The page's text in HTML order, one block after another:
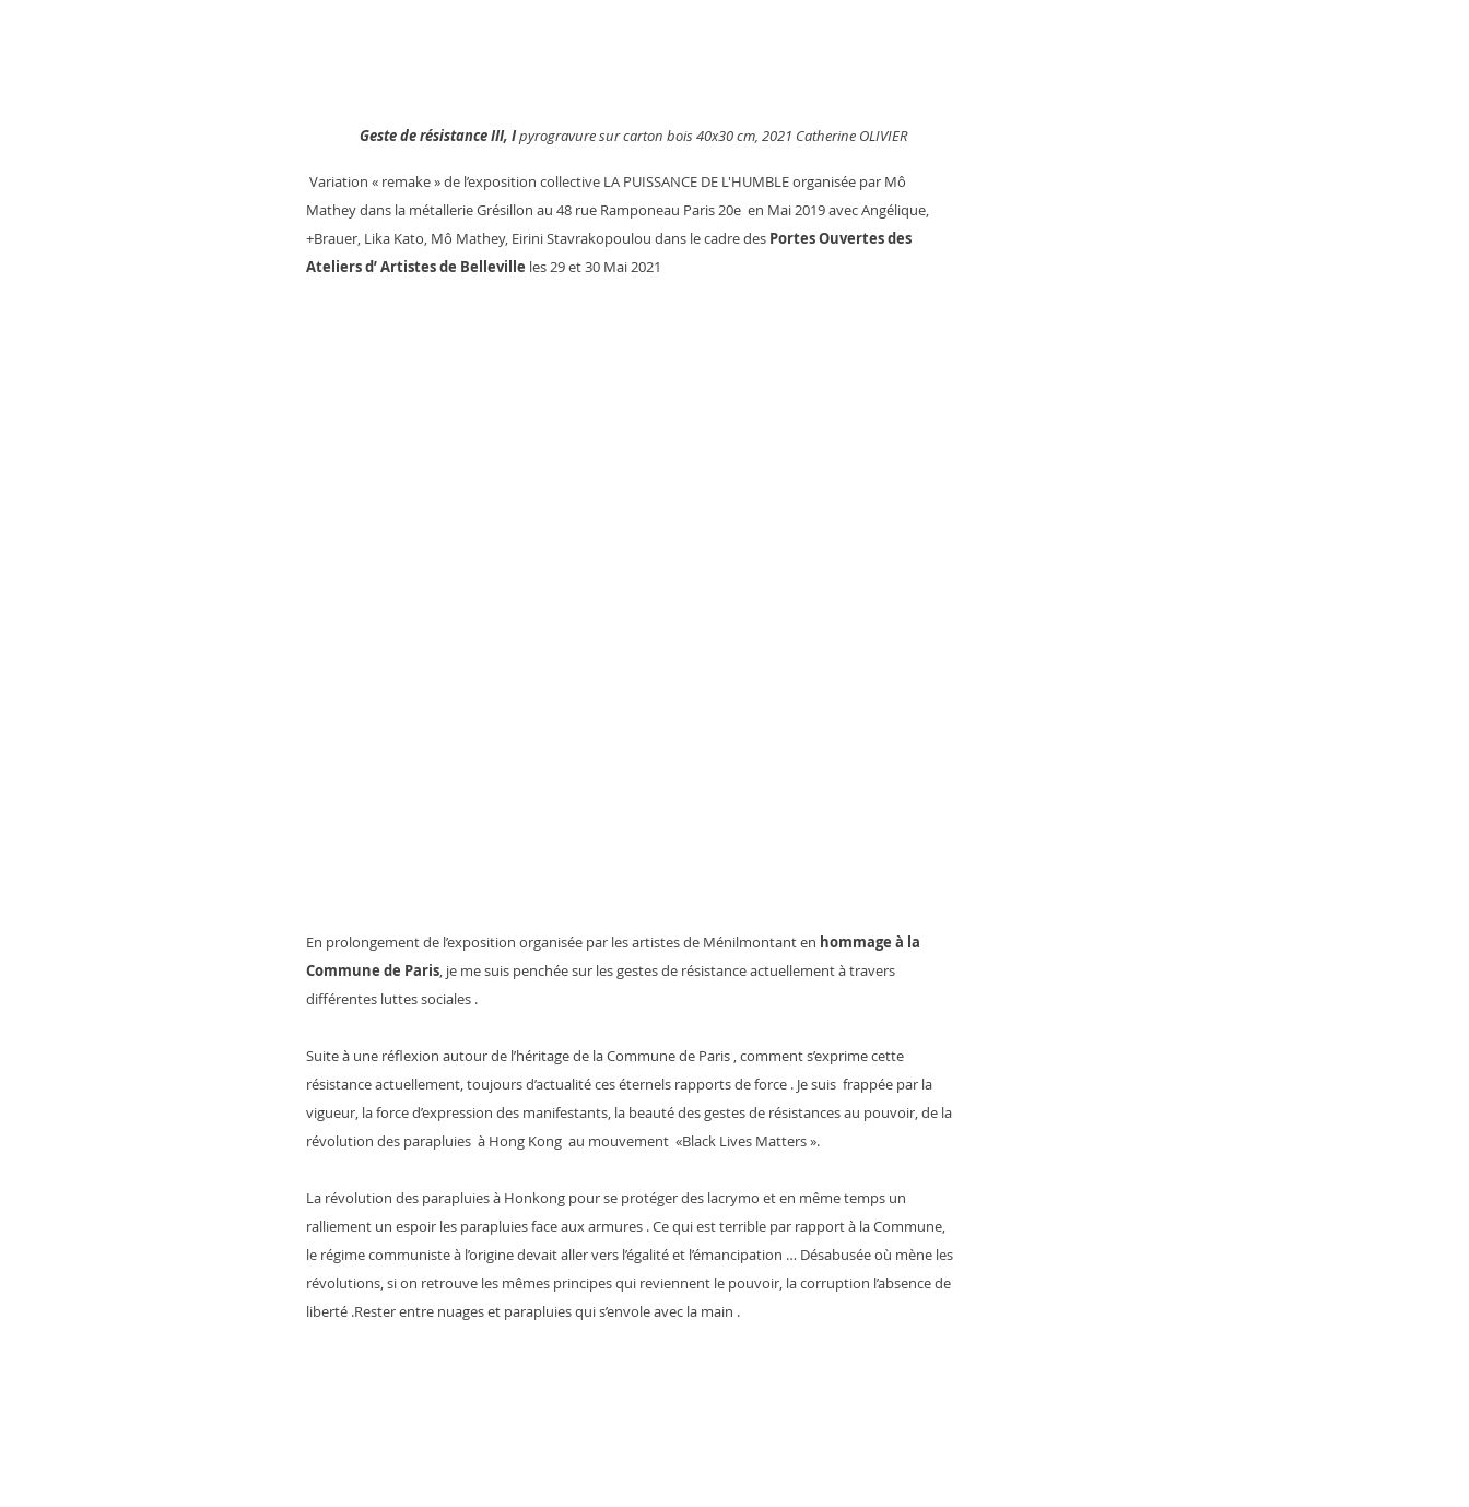
Geste de résistance III, I pyrogravure sur carton bois 40x30 cm, 2021 Catherine OLIVIER
Variation « remake » de l’exposition collective LA PUISSANCE DE L'HUMBLE organisée par Mô
Mathey dans la métallerie Grésillon au 48 rue Ramponeau Paris 20e  en Mai 2019 avec Angélique,
+Brauer, Lika Kato, Mô Mathey, Eirini Stavrakopoulou dans le cadre des Portes Ouvertes des
Ateliers d’ Artistes de Belleville les 29 et 30 Mai 2021
En prolongement de l’exposition organisée par les artistes de Ménilmontant en hommage à la
Commune de Paris, je me suis penchée sur les gestes de résistance actuellement à travers
différentes luttes sociales .
Suite à une réflexion autour de l’héritage de la Commune de Paris , comment s’exprime cette
résistance actuellement, toujours d’actualité ces éternels rapports de force . Je suis  frappée par la
vigueur, la force d’expression des manifestants, la beauté des gestes de résistances au pouvoir, de la
révolution des parapluies  à Hong Kong  au mouvement  «Black Lives Matters ».
La révolution des parapluies à Honkong pour se protéger des lacrymo et en même temps un
ralliement un espoir les parapluies face aux armures . Ce qui est terrible par rapport à la Commune,
le régime communiste à l’origine devait aller vers l’égalité et l’émancipation … Désabusée où mène les
révolutions, si on retrouve les mêmes principes qui reviennent le pouvoir, la corruption l’absence de
liberté .Rester entre nuages et parapluies qui s’envole avec la main .